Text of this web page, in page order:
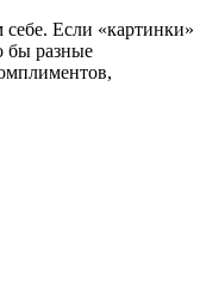
Если «картинки»
бы разные